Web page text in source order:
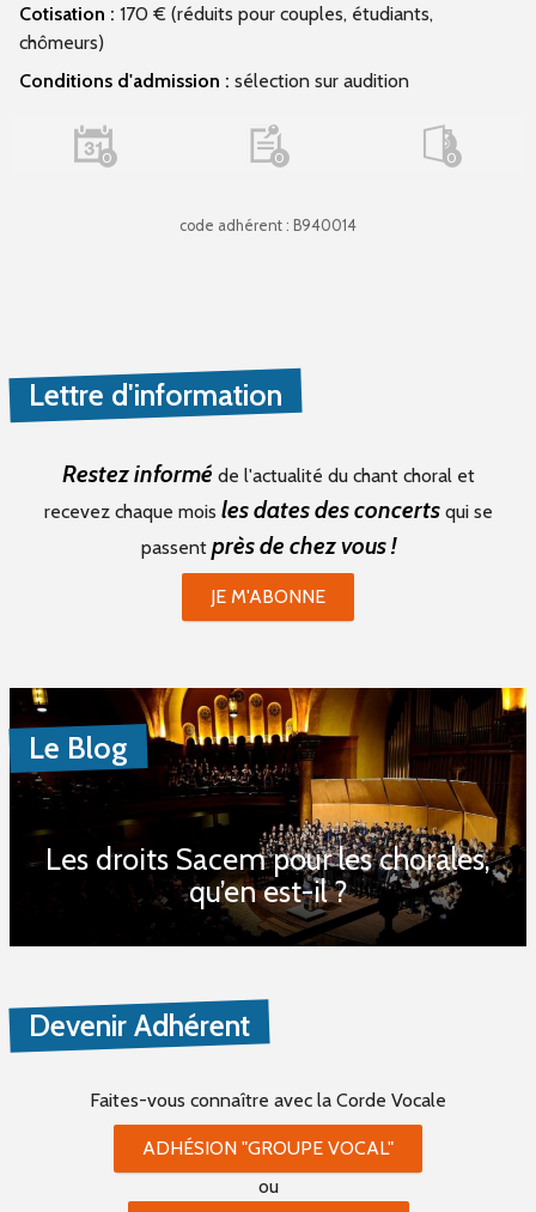
Cotisation : 170 € (réduits pour couples, étudiants,
chômeurs)
Conditions d'admission : sélection sur audition
0 0 0
code adhérent : B940014
Lettre d'information
Restez informé de l'actualité du chant choral et
recevez chaque mois les dates des concertsqui se
passent près de chez vous !
JE M'ABONNE
Le Blog
Les droits Sacem pour les chorales,
qu’en est-il ?
Devenir Adhérent
Faites-vous connaître avec la Corde Vocale
ADHÉSION "GROUPE VOCAL"
ou